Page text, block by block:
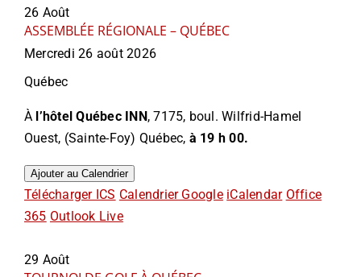
26 Août
ASSEMBLÉE RÉGIONALE – QUÉBEC
Mercredi 26 août 2026
Québec
À l’hôtel Québec INN, 7175, boul. Wilfrid-Hamel
Ouest, (Sainte-Foy) Québec, à 19 h 00.
Ajouter au Calendrier
Télécharger ICS Calendrier Google iCalendar Office
365 Outlook Live
29 Août